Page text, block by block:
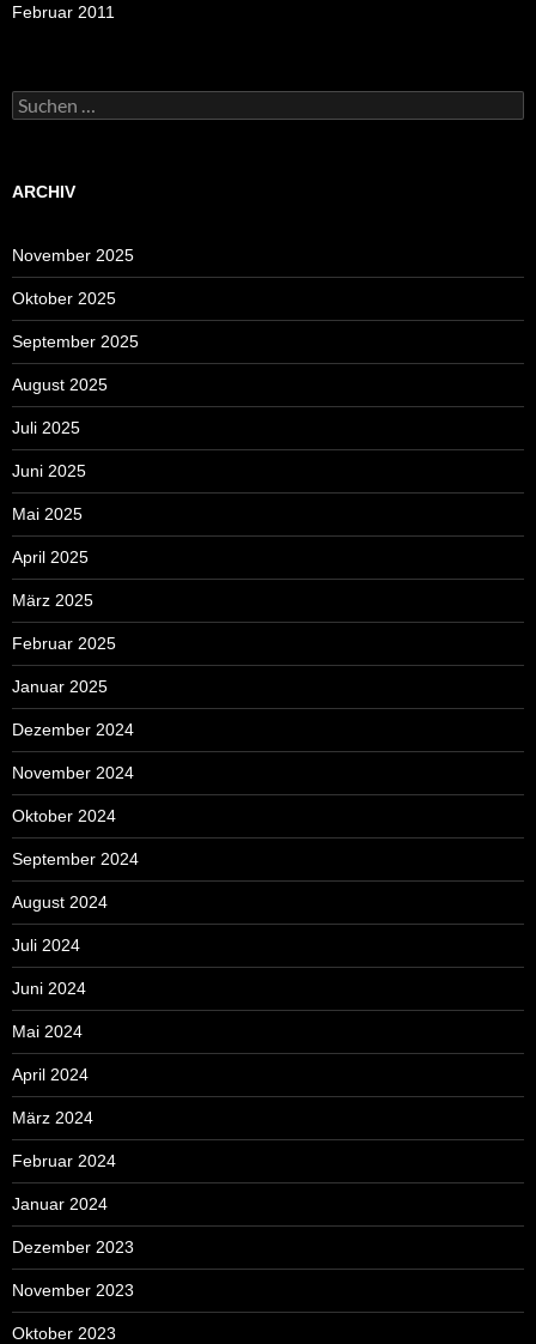
Februar 2011
Suchen
nach:
ARCHIV
November 2025
Oktober 2025
September 2025
August 2025
Juli 2025
Juni 2025
Mai 2025
April 2025
März 2025
Februar 2025
Januar 2025
Dezember 2024
November 2024
Oktober 2024
September 2024
August 2024
Juli 2024
Juni 2024
Mai 2024
April 2024
März 2024
Februar 2024
Januar 2024
Dezember 2023
November 2023
Oktober 2023